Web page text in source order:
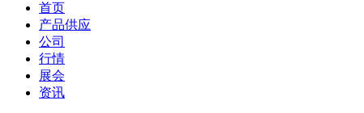
首页
产品供应
公司
行情
展会
资讯